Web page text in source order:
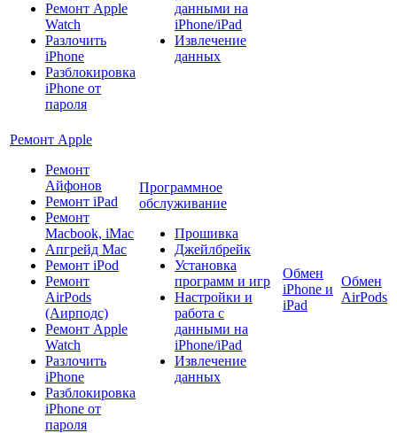
Ремонт Apple
Watch
Разлочить
iPhone
Разблокировка
iPhone от
пароля
данными на
iPhone/iPad
Извлечение
данных
Ремонт Apple
Ремонт
Айфонов
Ремонт iPad
Ремонт
Macbook, iMac
Апгрейд Mac
Ремонт iPod
Ремонт
AirPods
(Аирподс)
Ремонт Apple
Watch
Разлочить
iPhone
Разблокировка
iPhone от
пароля
Программное
обслуживание
Прошивка
Джейлбрейк
Установка
программ и игр
Настройки и
работа с
данными на
iPhone/iPad
Извлечение
данных
Обмен
iPhone и
iPad
Обмен
AirPods